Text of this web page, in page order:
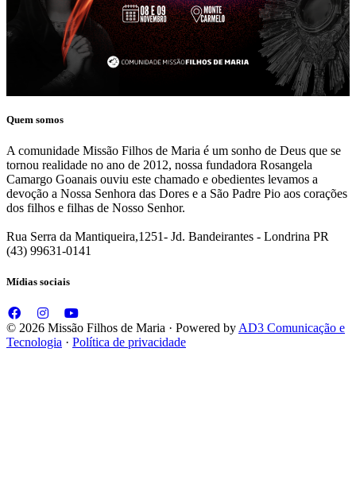
Quem somos
A comunidade Missão Filhos de Maria é um sonho de Deus que se
tornou realidade no ano de 2012, nossa fundadora Rosangela
Camargo Goanais ouviu este chamado e obedientes levamos a
devoção a Nossa Senhora das Dores e a São Padre Pio aos corações
dos filhos e filhas de Nosso Senhor.
Rua Serra da Mantiqueira,1251- Jd. Bandeirantes - Londrina PR
(43) 99631-0141
Mídias sociais
© 2026 Missão Filhos de Maria · Powered by AD3 Comunicação e
Tecnologia · Política de privacidade